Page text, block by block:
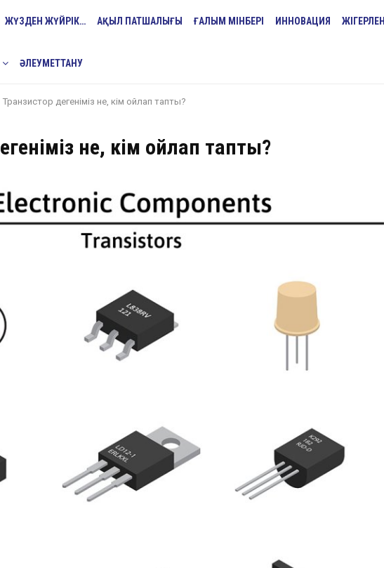
ЖҮЗДЕН ЖҮЙРІК… АҚЫЛ ПАТШАЛЫҒЫ ҒАЛЫМ МІНБЕРІ ИННОВАЦИЯ ЖІГЕРЛЕН
ӘЛЕУМЕТТАНУ
Транзистор дегеніміз не, кім ойлап тапты?
не, кім ойлап тапты?